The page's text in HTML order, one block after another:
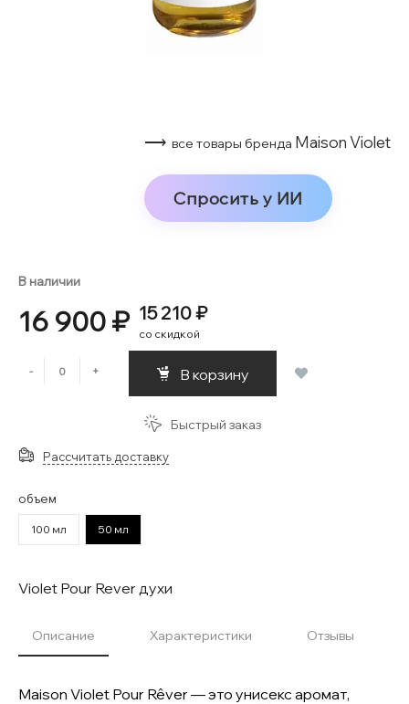
⟶ все товары бренда Maison Violet
Спросить у ИИ
В наличии
16 900 ₽ 15 210 ₽
со скидкой
- + В корзину
Быстрый заказ
Рассчитать доставку
объем
100 мл 50 мл
Violet Pour Rever духи
Описание Характеристики Отзывы
Maison Violet Pour Rêver — это унисекс аромат,